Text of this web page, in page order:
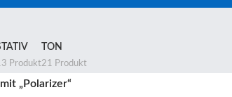
Produkt
TON
21 Produkt
„Polarizer“